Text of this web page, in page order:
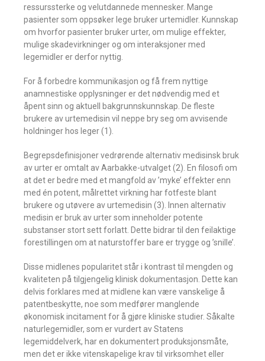
ressurssterke og velutdannede mennesker. Mange
pasienter som oppsøker lege bruker urtemidler. Kunnskap
om hvorfor pasienter bruker urter, om mulige effekter,
mulige skadevirkninger og om interaksjoner med
legemidler er derfor nyttig.
For å forbedre kommunikasjon og få frem nyttige
anamnestiske opplysninger er det nødvendig med et
åpent sinn og aktuell bakgrunnskunnskap. De fleste
brukere av urtemedisin vil neppe bry seg om avvisende
holdninger hos leger (1).
Begrepsdefinisjoner vedrørende alternativ medisinsk bruk
av urter er omtalt av Aarbakke-utvalget (2). En filosofi om
at det er bedre med et mangfold av ’myke’ effekter enn
med én potent, målrettet virkning har fotfeste blant
brukere og utøvere av urtemedisin (3). Innen alternativ
medisin er bruk av urter som inneholder potente
substanser stort sett forlatt. Dette bidrar til den feilaktige
forestillingen om at naturstoffer bare er trygge og ’snille’.
Disse midlenes popularitet står i kontrast til mengden og
kvaliteten på tilgjengelig klinisk dokumentasjon. Dette kan
delvis forklares med at midlene kan være vanskelige å
patentbeskytte, noe som medfører manglende
økonomisk incitament for å gjøre kliniske studier. Såkalte
naturlegemidler, som er vurdert av Statens
legemiddelverk, har en dokumentert produksjonsmåte,
men det er ikke vitenskapelige krav til virksomhet eller